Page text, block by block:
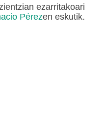
ezarritakoari
Pérezen eskutik.